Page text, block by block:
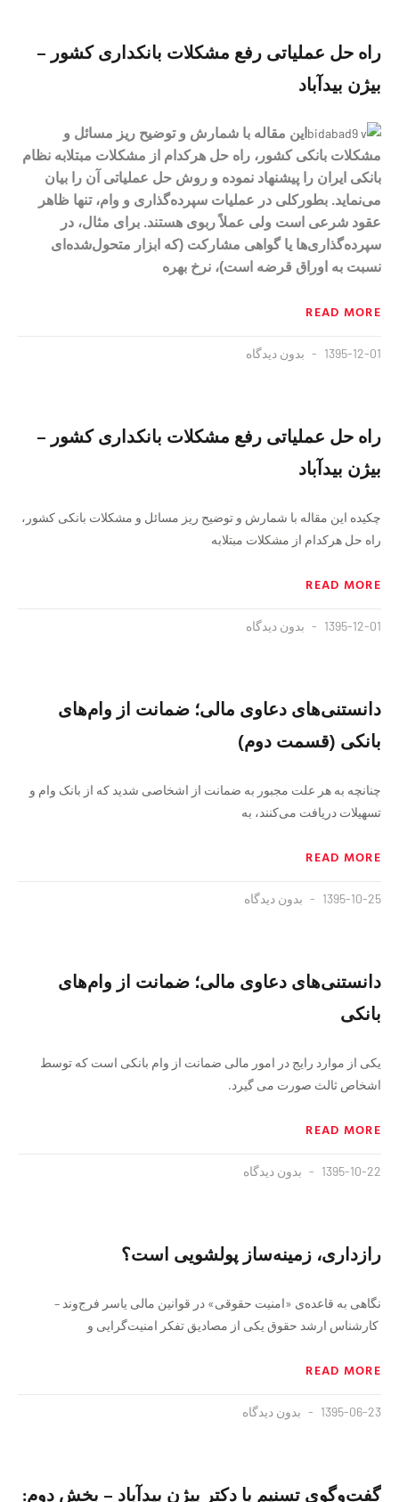
راه حل عملیاتی رفع مشکلات بانکداری کشور –
بیژن بیدآباد
این مقاله با شمارش و توضیح ریز مسائل و
مشکلات بانکی کشور، راه حل هرکدام از مشکلات مبتلابه نظام
بانکی ایران را پیشنهاد نموده و روش حل عملیاتی آن را بیان
می‌نماید. بطورکلی در عملیات سپرده‌گذاری و وام، تنها ظاهر
عقود شرعی است ولی عملاً ربوی هستند. برای مثال، در
سپرده‌گذاری‌ها یا گواهی مشارکت (که ابزار متحول‌شده‌ای
نسبت به اوراق قرضه است)، نرخ بهره
READ MORE
1395-12-01 بدون دیدگاه
راه حل عملیاتی رفع مشکلات بانکداری کشور –
بیژن بیدآباد
چکیده این مقاله با شمارش و توضیح ریز مسائل و مشکلات بانکی کشور،
راه حل هرکدام از مشکلات مبتلابه
READ MORE
1395-12-01 بدون دیدگاه
دانستنى‌هاى دعاوى مالى؛ ضمانت از وام‌هاى
بانکى (قسمت دوم)
چنانچه به هر علت مجبور به ضمانت از اشخاصى شديد كه از بانک وام و
تسهيلات دريافت مى‌كنند، به
READ MORE
1395-10-25 بدون دیدگاه
دانستنى‌هاى دعاوى مالى؛ ضمانت از وام‌هاى
بانکى
یکى از موارد رایج در امور مالى ضمانت از وام بانکى است که توسط
اشخاص ثالث صورت مى گیرد.
READ MORE
1395-10-22 بدون دیدگاه
رازداری، زمینه‌ساز پولشویی است؟
نگاهی به قاعده‌ی «امنیت حقوقی» در قوانین مالی یاسر فرج‌وند –
کارشناس ارشد حقوق یکی از مصادیق تفکر امنیت‌گرایی و
READ MORE
1395-06-23 بدون دیدگاه
گفت‌وگوی تسنیم با دکتر بیژن بیدآباد – بخش دوم: